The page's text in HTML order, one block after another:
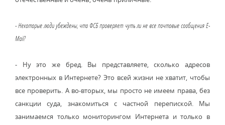
- Некоторые люди убеждены, что ФСБ проверяет чуть ли не все почтовые сообщения E-
Mail?
- Ну это же бред. Вы представляете, сколько адресов
электронных в Интернете? Это всей жизни не хватит, чтобы
все проверить. А во-вторых, мы просто не имеем права, без
санкции суда, знакомиться с частной перепиской. Мы
занимаемся только мониторингом Интернета и только в